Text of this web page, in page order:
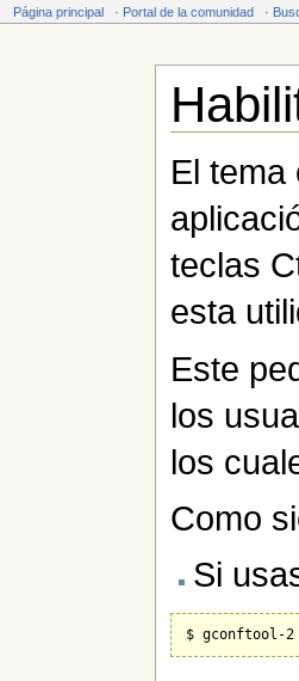
Página principal · Portal de la comunidad ·
El tema
teclas
esta
Este
los
los
Como
Si